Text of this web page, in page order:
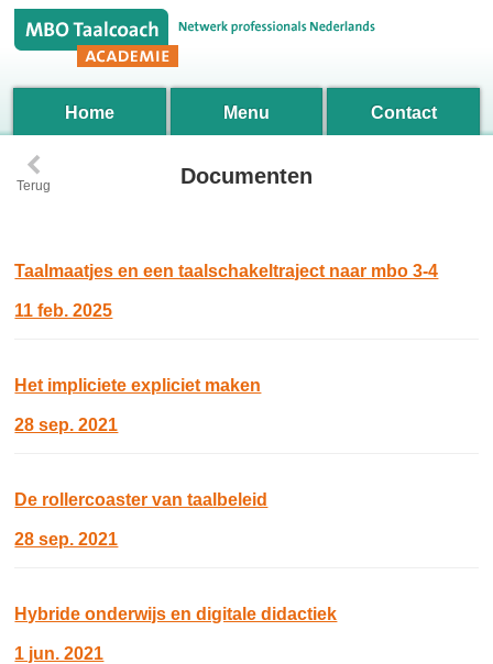
Home Menu Contact
‹
Terug Documenten
Taalmaatjes en een taalschakeltraject naar mbo 3-4
11 feb. 2025
Het impliciete expliciet maken
28 sep. 2021
De rollercoaster van taalbeleid
28 sep. 2021
Hybride onderwijs en digitale didactiek
1 jun. 2021